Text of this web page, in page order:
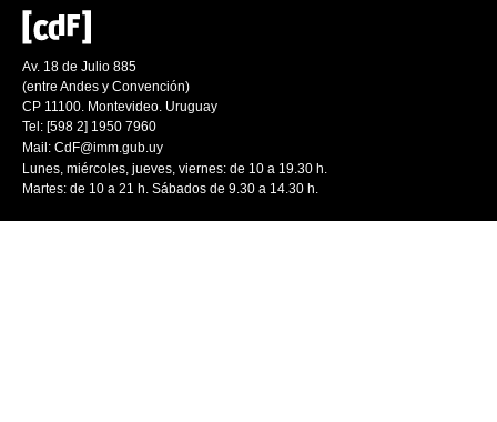
Av. 18 de Julio 885
(entre Andes y Convención)
CP 11100. Montevideo. Uruguay
Tel: [598 2] 1950 7960
Mail: CdF@imm.gub.uy
Lunes, miércoles, jueves, viernes: de 10 a 19.30 h.
Martes: de 10 a 21 h. Sábados de 9.30 a 14.30 h.